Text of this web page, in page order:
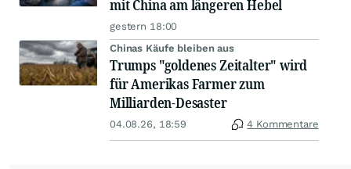
mit China am längeren Hebel
gestern 18:00
Chinas Käufe bleiben aus
Trumps "goldenes Zeitalter" wird
für Amerikas Farmer zum
Milliarden-Desaster
04.08.26, 18:59 4 Kommentare